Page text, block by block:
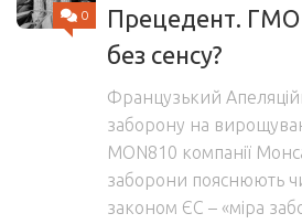
0
Прецедент. ГМО
без сенсу?
Французький
заборону на
MON810 компанії
заборони пояснюють
законом ЄС – «міра